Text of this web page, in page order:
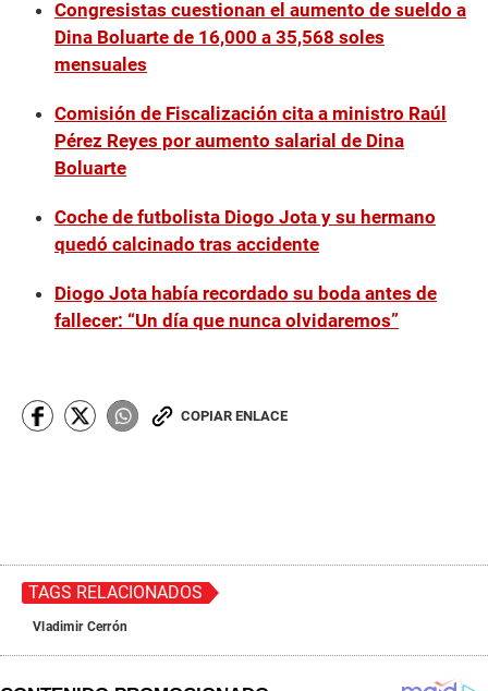
Congresistas cuestionan el aumento de sueldo a
Dina Boluarte de 16,000 a 35,568 soles
mensuales
Comisión de Fiscalización cita a ministro Raúl
Pérez Reyes por aumento salarial de Dina
Boluarte
Coche de futbolista Diogo Jota y su hermano
quedó calcinado tras accidente
Diogo Jota había recordado su boda antes de
fallecer: “Un día que nunca olvidaremos”
COPIAR ENLACE
TAGS RELACIONADOS
Vladimir Cerrón